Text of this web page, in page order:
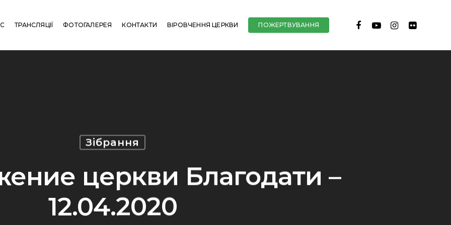
ТРАНСЛЯЦІЇ ФОТОГАЛЕРЕЯ КОНТАКТИ ВІРОВЧЕННЯ ЦЕРКВИ ПОЖЕРТВУВАННЯ FACEBOOKYOUTUBEINSTAGRAM
FLICKR
Зібрання
церкви Благодати –
12.04.2020